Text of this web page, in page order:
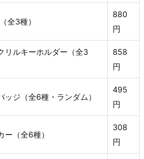
全3種）
880
円
リルキーホルダー（全3
858
円
ッジ（全6種・ランダム）
495
円
ー（全6種）
308
円